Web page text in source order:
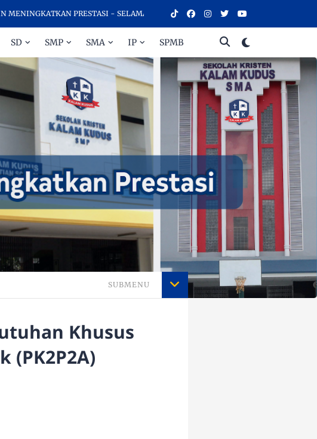
PRESTASI - SELAMAT DATANG DI SEKOLAH KRISTEN KALAM KUDUS
SD SMP SMA IP SPMB
SUBMENU
Khusus
(PK2P2A)